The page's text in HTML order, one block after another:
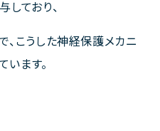
しており、
、こうした神経保護メカニ
います。